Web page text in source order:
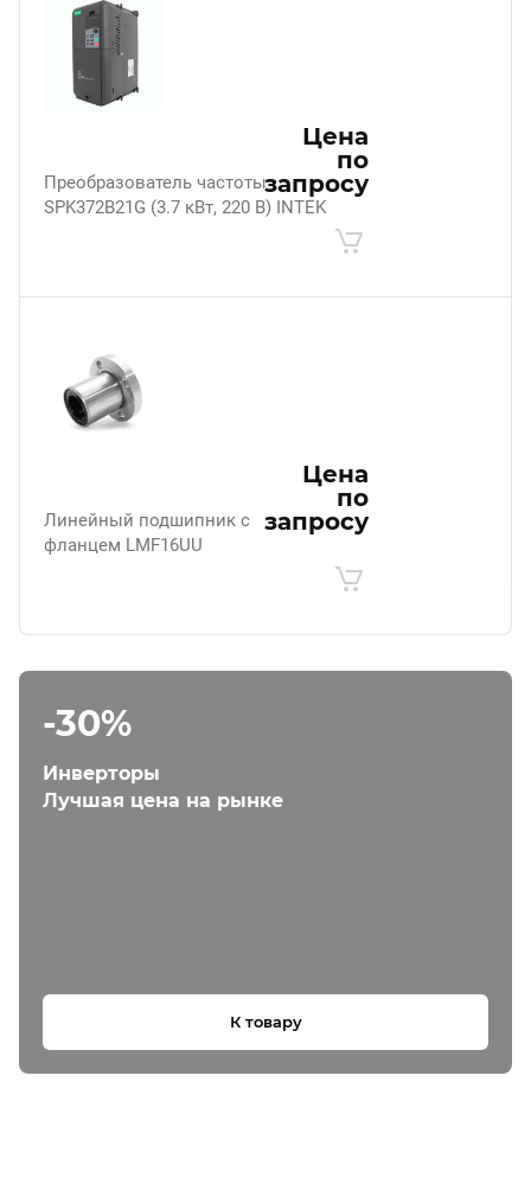
Преобразователь частоты
SPK372B21G (3.7 кВт, 220 В) INTEK
Цена
по
запросу
Линейный подшипник с
фланцем LMF16UU
Цена
по
запросу
-30%
Инверторы
Лучшая цена на рынке
К товару